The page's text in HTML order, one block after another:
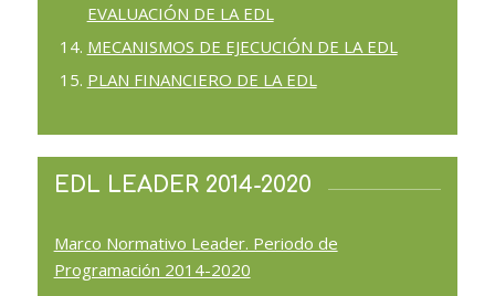
EVALUACIÓN DE LA EDL
MECANISMOS DE EJECUCIÓN DE LA EDL
PLAN FINANCIERO DE LA EDL
EDL LEADER 2014-2020
Marco Normativo Leader. Periodo de
Programación 2014-2020